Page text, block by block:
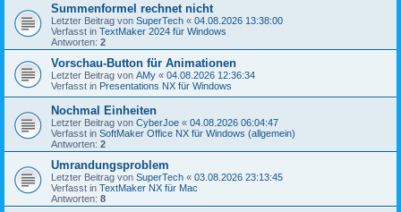
Summenformel rechnet nicht
Letzter Beitrag von SuperTech « 04.08.2026 13:38:00
Verfasst in TextMaker 2024 für Windows
Antworten: 2
Vorschau-Button für Animationen
Letzter Beitrag von AMy « 04.08.2026 12:36:34
Verfasst in Presentations NX für Windows
Nochmal Einheiten
Letzter Beitrag von CyberJoe « 04.08.2026 06:04:47
Verfasst in SoftMaker Office NX für Windows (allgemein)
Antworten: 2
Umrandungsproblem
Letzter Beitrag von SuperTech « 03.08.2026 23:13:45
Verfasst in TextMaker NX für Mac
Antworten: 8